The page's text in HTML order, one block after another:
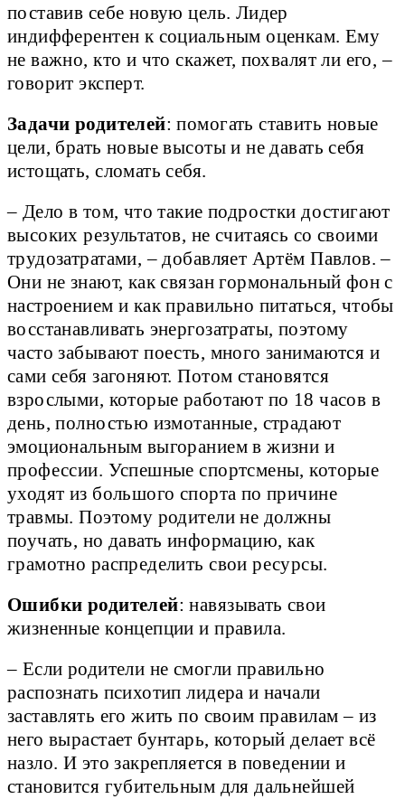
поставив себе новую цель. Лидер
индифферентен к социальным оценкам. Ему
не важно, кто и что скажет, похвалят ли его, –
говорит эксперт.
Задачи родителей: помогать ставить новые
цели, брать новые высоты и не давать себя
истощать, сломать себя.
– Дело в том, что такие подростки достигают
высоких результатов, не считаясь со своими
трудозатратами, – добавляет Артём Павлов. –
Они не знают, как связан гормональный фон с
настроением и как правильно питаться, чтобы
восстанавливать энергозатраты, поэтому
часто забывают поесть, много занимаются и
сами себя загоняют. Потом становятся
взрослыми, которые работают по 18 часов в
день, полностью измотанные, страдают
эмоциональным выгоранием в жизни и
профессии. Успешные спортсмены, которые
уходят из большого спорта по причине
травмы. Поэтому родители не должны
поучать, но давать информацию, как
грамотно распределить свои ресурсы.
Ошибки родителей: навязывать свои
жизненные концепции и правила.
– Если родители не смогли правильно
распознать психотип лидера и начали
заставлять его жить по своим правилам – из
него вырастает бунтарь, который делает всё
назло. И это закрепляется в поведении и
становится губительным для дальнейшей